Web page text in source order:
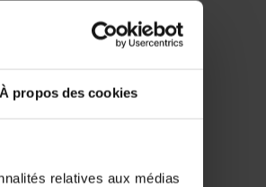
À propos des cookies
relatives aux médias